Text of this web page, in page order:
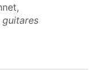
guitares